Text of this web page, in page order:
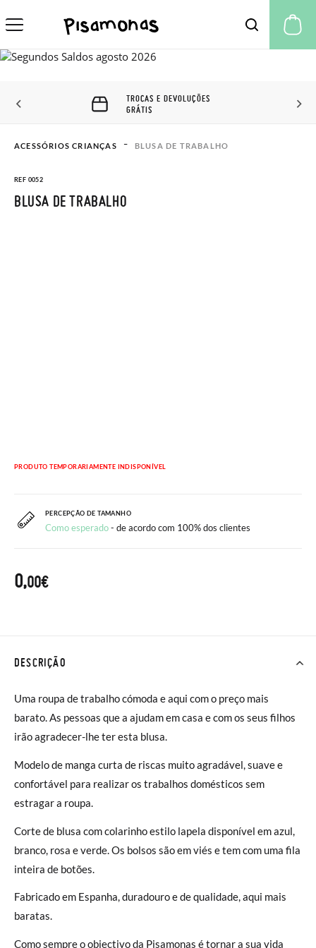
TROCAS E DEVOLUÇÕES
GRÁTIS
ACESSÓRIOS CRIANÇAS BLUSA DE TRABALHO
REF 0052
BLUSA DE TRABALHO
PRODUTO TEMPORARIAMENTE INDISPONÍVEL
PERCEPÇÃO DE TAMANHO
Como esperado- de acordo com 100% dos clientes
0,00€
DESCRIÇÃO
Uma roupa de trabalho cómoda e aqui com o preço mais
barato. As pessoas que a ajudam em casa e com os seus filhos
irão agradecer-lhe ter esta blusa.
Modelo de manga curta de riscas muito agradável, suave e
confortável para realizar os trabalhos domésticos sem
estragar a roupa.
Corte de blusa com colarinho estilo lapela disponível em azul,
branco, rosa e verde. Os bolsos são em viés e tem com uma fila
inteira de botões.
Fabricado em Espanha, duradouro e de qualidade, aqui mais
baratas.
Como sempre o objectivo da Pisamonas é tornar a sua vida